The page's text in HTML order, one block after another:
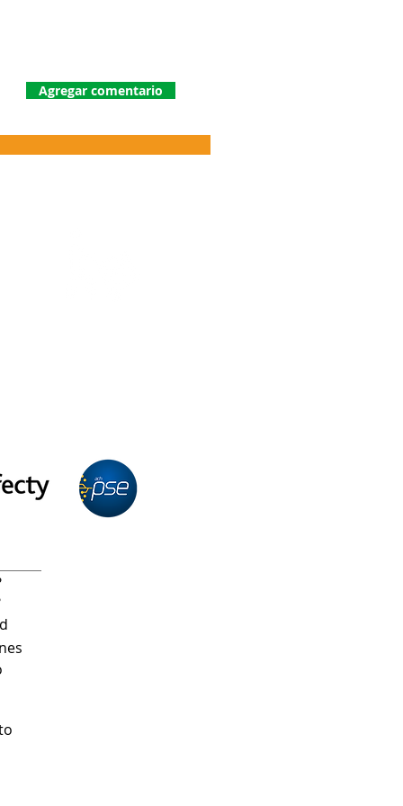
Agregar comentario